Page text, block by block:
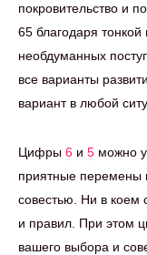
покровительство и
65 благодаря
необдуманных
все варианты
вариант в любой
Цифры 6 и 5 можно
приятные перемены
совестью. Ни в коем
и правил. При этом
вашего выбора и